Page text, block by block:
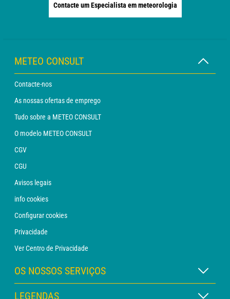
Contacte um Especialista em meteorologia
METEO CONSULT
Contacte-nos
As nossas ofertas de emprego
Tudo sobre a METEO CONSULT
O modelo METEO CONSULT
CGV
CGU
Avisos legais
info cookies
Configurar cookies
Privacidade
Ver Centro de Privacidade
OS NOSSOS SERVIÇOS
Assinatura METEO Xpert
LEGENDAS